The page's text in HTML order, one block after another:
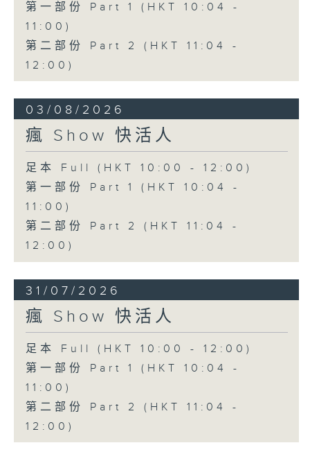
第一部份 Part 1 (HKT 10:04 -
11:00)
第二部份 Part 2 (HKT 11:04 -
12:00)
03/08/2026
瘋 Show 快活人
足本 Full (HKT 10:00 - 12:00)
第一部份 Part 1 (HKT 10:04 -
11:00)
第二部份 Part 2 (HKT 11:04 -
12:00)
31/07/2026
瘋 Show 快活人
足本 Full (HKT 10:00 - 12:00)
第一部份 Part 1 (HKT 10:04 -
11:00)
第二部份 Part 2 (HKT 11:04 -
12:00)